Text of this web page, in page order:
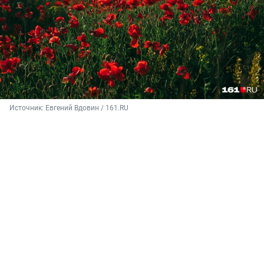
Источник: Евгений Вдовин / 161.RU